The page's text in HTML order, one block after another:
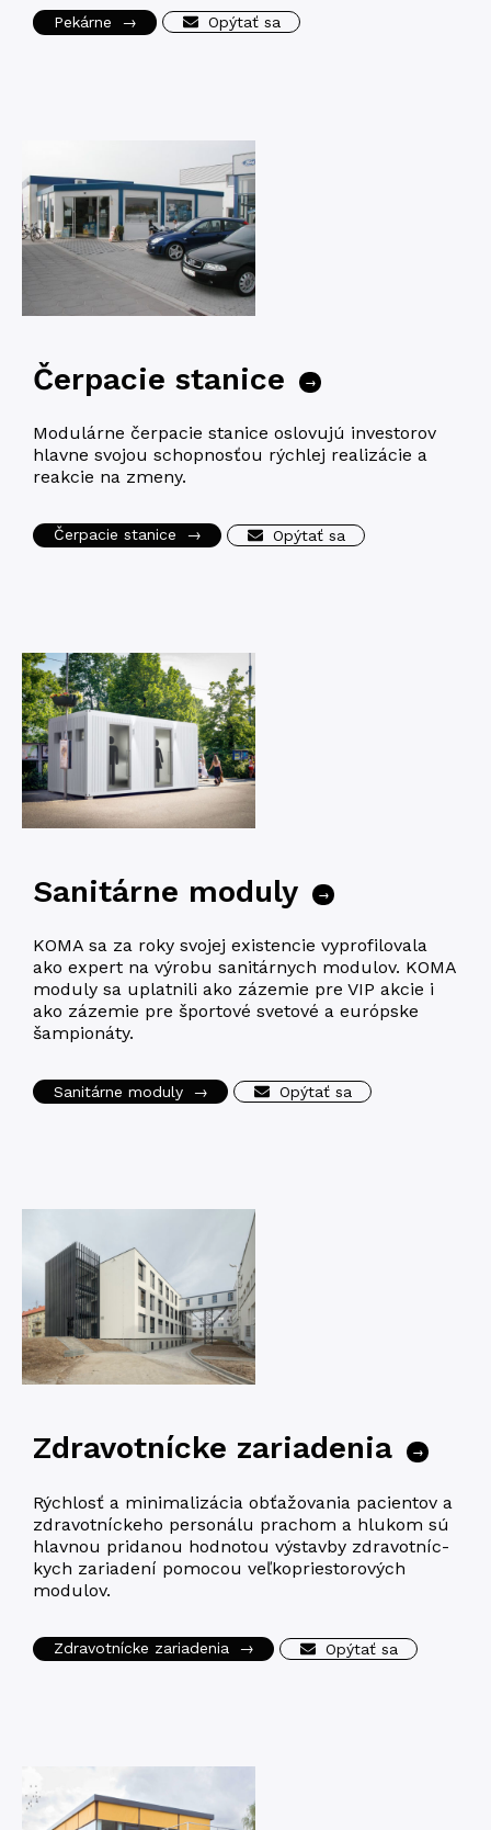
Pekárne → Opýtať sa
Čerpacie stanice →
Modu­lár­ne čer­pa­cie sta­ni­ce oslo­vu­jú inves­to­rov
hlav­ne svojou schop­nos­ťou rých­lej rea­li­zá­cie a
reak­cie na zmeny.
Čerpacie stanice → Opýtať sa
Sanitárne moduly →
KOMA sa za roky svojej exis­ten­cie vypro­fi­lo­va­la
ako expert na výro­bu sani­tár­nych modu­lov. KOMA
modu­ly sa uplat­ni­li ako záze­mie pre VIP akcie i
ako záze­mie pre špor­tov­é sveto­vé a európ­ske
šampionáty.
Sanitárne moduly → Opýtať sa
Zdravotnícke zariadenia →
Rých­losť a mini­ma­li­zá­cia obťa­žo­va­nia paci­en­tov a
zdra­vot­níc­ke­ho per­so­ná­lu pra­chom a hlu­kom sú
hlav­nou pri­da­nou hod­no­tou výstav­by zdra­vot­níc­
kych zariad­e­ní pomo­cou veľ­ko­priesto­ro­vých
modulov.
Zdravotnícke zariadenia → Opýtať sa